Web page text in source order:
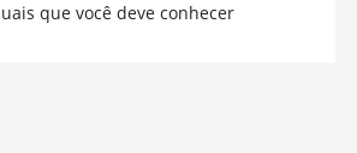
que você deve conhecer